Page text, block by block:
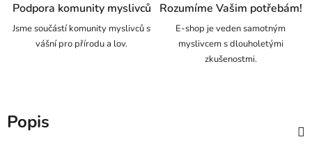
Podpora komunity myslivců
Jsme součástí komunity myslivců s
vášní pro přírodu a lov.
Rozumíme Vašim potřebám!
E-shop je veden samotným
myslivcem s dlouholetými
zkušenostmi.
Popis